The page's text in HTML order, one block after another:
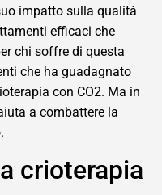
impatto sulla qualità
efficaci che
chi soffre di questa
che ha guadagnato
con CO2. Ma in
a combattere la
crioterapia